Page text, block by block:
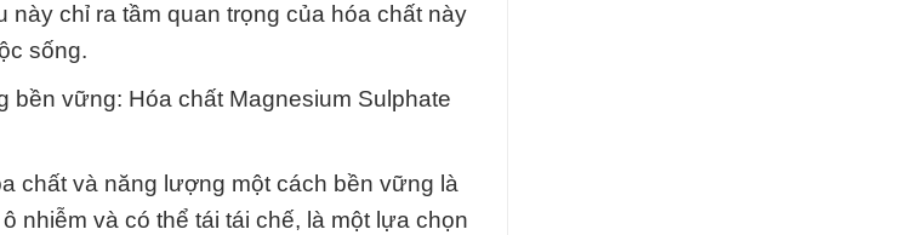
chỉ ra tầm quan trọng của hóa chất này
sống.
bền vững: Hóa chất Magnesium Sulphate
chất và năng lượng một cách bền vững là
nhiễm và có thể tái tái chế, là một lựa chọn